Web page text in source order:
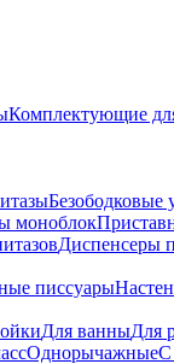
Комплектующие
Безободковые
моноблок
Диспенсеры
писсуары
Для ванныДля
ОднорычажныеС